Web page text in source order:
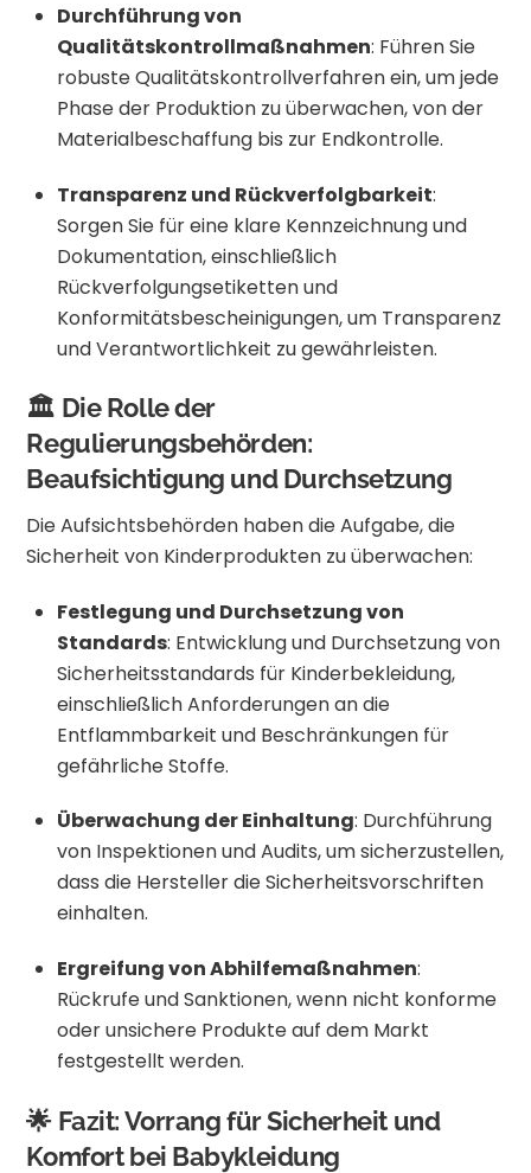
Durchführung von
Qualitätskontrollmaßnahmen: Führen Sie
robuste Qualitätskontrollverfahren ein, um jede
Phase der Produktion zu überwachen, von der
Materialbeschaffung bis zur Endkontrolle.
Transparenz und Rückverfolgbarkeit:
Sorgen Sie für eine klare Kennzeichnung und
Dokumentation, einschließlich
Rückverfolgungsetiketten und
Konformitätsbescheinigungen, um Transparenz
und Verantwortlichkeit zu gewährleisten.
🏛️ Die Rolle der
Regulierungsbehörden:
Beaufsichtigung und Durchsetzung
Die Aufsichtsbehörden haben die Aufgabe, die
Sicherheit von Kinderprodukten zu überwachen:
Festlegung und Durchsetzung von
Standards: Entwicklung und Durchsetzung von
Sicherheitsstandards für Kinderbekleidung,
einschließlich Anforderungen an die
Entflammbarkeit und Beschränkungen für
gefährliche Stoffe.
Überwachung der Einhaltung: Durchführung
von Inspektionen und Audits, um sicherzustellen,
dass die Hersteller die Sicherheitsvorschriften
einhalten.
Ergreifung von Abhilfemaßnahmen:
Rückrufe und Sanktionen, wenn nicht konforme
oder unsichere Produkte auf dem Markt
festgestellt werden.
🌟 Fazit: Vorrang für Sicherheit und
Komfort bei Babykleidung